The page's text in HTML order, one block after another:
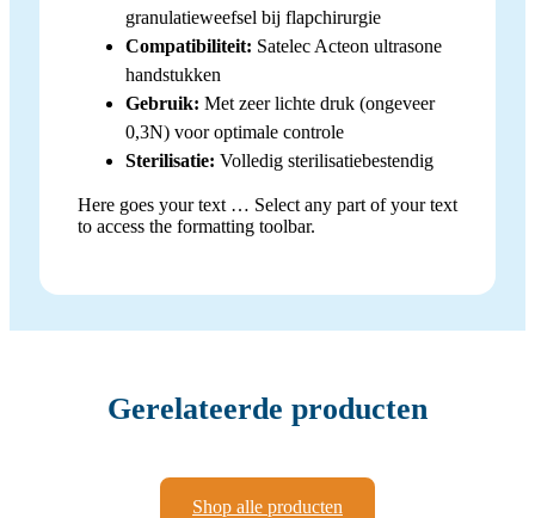
granulatieweefsel bij flapchirurgie
Compatibiliteit: Satelec Acteon ultrasone
handstukken
Gebruik: Met zeer lichte druk (ongeveer
0,3N) voor optimale controle
Sterilisatie: Volledig sterilisatiebestendig
Here goes your text … Select any part of your text
to access the formatting toolbar.
Gerelateerde producten
Shop alle producten